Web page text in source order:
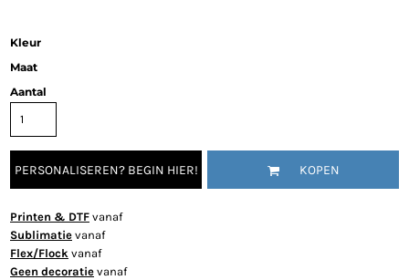
Kleur
Maat
Aantal
PERSONALISEREN? BEGIN HIER! KOPEN
Printen & DTF vanaf
Sublimatie vanaf
Flex/Flock vanaf
Geen decoratie vanaf